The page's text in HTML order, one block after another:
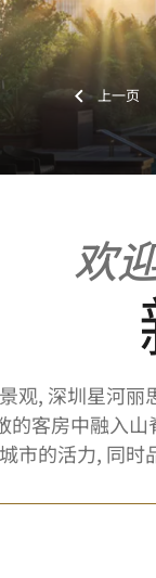
上
欢
观, 深圳星河
的客房中融入
市的活力, 同时